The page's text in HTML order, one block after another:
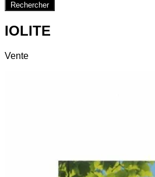
Rechercher
IOLITE
Vente